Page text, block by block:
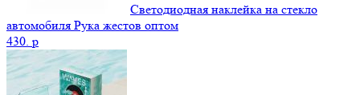
Светодиодная наклейка на стекло
автомобиля Рука жестов оптом
430. p